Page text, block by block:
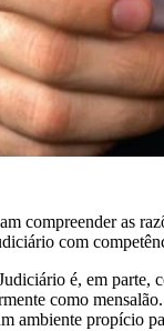
compreender as
com
é, em
como
ambiente propício